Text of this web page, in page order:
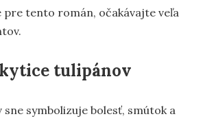
pre tento román, očakávajte veľa
tulipánov
symbolizuje bolesť, smútok a